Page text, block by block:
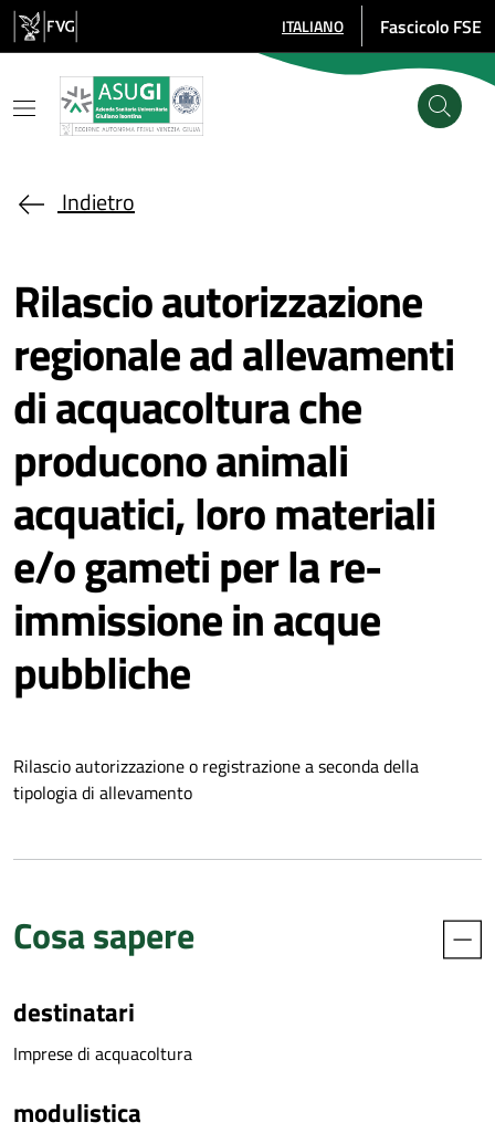
Salta al contenuto principale
SELEZIONE LINGUA: LINGUA
ITALIANO Fascicolo FSE
Indietro
Rilascio autorizzazione
regionale ad allevamenti
di acquacoltura che
producono animali
acquatici, loro materiali
e/o gameti per la re-
immissione in acque
pubbliche
Rilascio autorizzazione o registrazione a seconda della
tipologia di allevamento
Cosa sapere
destinatari
Imprese di acquacoltura
modulistica